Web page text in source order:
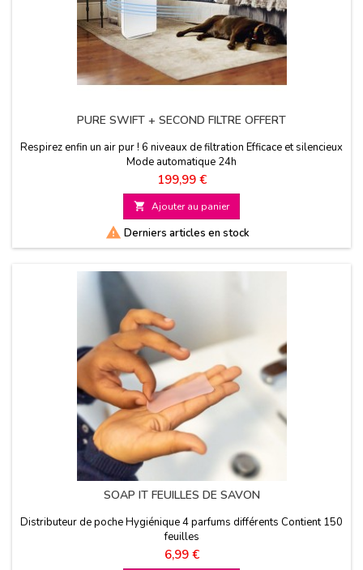
PURE SWIFT + SECOND FILTRE OFFERT
Respirez enfin un air pur ! 6 niveaux de filtration Efficace et silencieux
Mode automatique 24h
Prix
199,99 €
 Ajouter au panier
 Derniers articles en stock
SOAP IT FEUILLES DE SAVON
Distributeur de poche Hygiénique 4 parfums différents Contient 150
feuilles
Prix
6,99 €